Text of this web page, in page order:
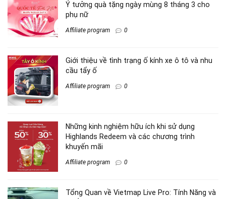
Ý tưởng quà tặng ngày mùng 8 tháng 3 cho
phụ nữ
Affiliate program 0
Giới thiệu về tình trạng ố kính xe ô tô và nhu
cầu tẩy ố
Affiliate program 0
Những kinh nghiệm hữu ích khi sử dụng
Highlands Redeem và các chương trình
khuyến mãi
Affiliate program 0
Tổng Quan về Vietmap Live Pro: Tính Năng và